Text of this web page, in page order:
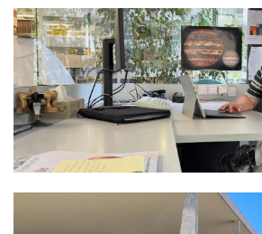
Termos de uso
Copyright © 2025
jornal na internet - By